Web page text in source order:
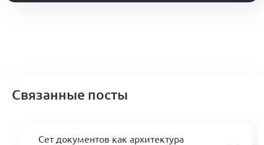
Связанные посты
Сет документов как архитектура